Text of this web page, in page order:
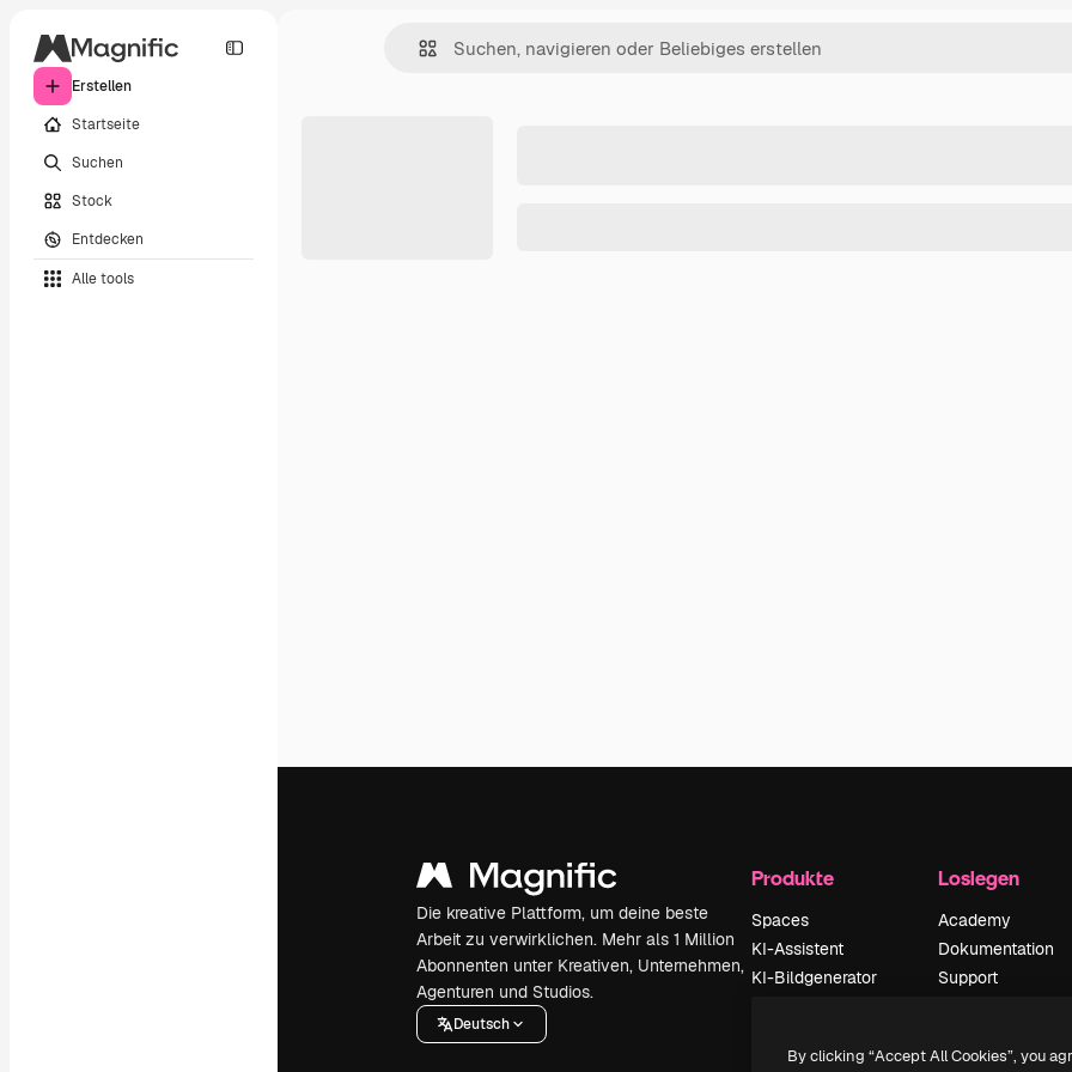
Erstellen
Startseite
Suchen
Stock
Entdecken
Alle tools
Die kreative Plattform, um deine beste
Arbeit zu verwirklichen. Mehr als 1 Million
Abonnenten unter Kreativen, Unternehmen,
Agenturen und Studios.
Deutsch
Produkte
Spaces
KI-Assistent
KI-Bildgenerator
Stimmengenerator
Loslegen
Academy
Dokumentation
Support
Originale Neu
By clicking “Accept All Cookies”, you